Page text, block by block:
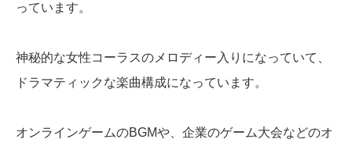
っています。
神秘的な女性コーラスのメロディー入りになっていて、
ドラマティックな楽曲構成になっています。
オンラインゲームのBGMや、企業のゲーム大会などのオ